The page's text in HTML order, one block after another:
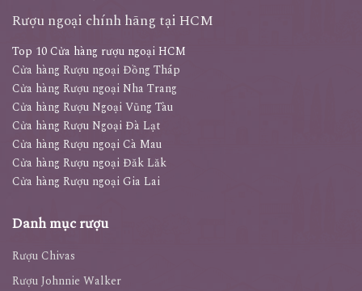
Rượu ngoại chính hãng tại HCM
Top 10 Cửa hàng rượu ngoại HCM
Cửa hàng Rượu ngoại Đồng Tháp
Cửa hàng Rượu ngoại Nha Trang
Cửa hàng Rượu Ngoại Vũng Tàu
Cửa hàng Rượu Ngoại Đà Lạt
Cửa hàng Rượu ngoại Cà Mau
Cửa hàng Rượu ngoại Đăk Lăk
Cửa hàng Rượu ngoại Gia Lai
Danh mục rượu
Rượu Chivas
Rượu Johnnie Walker